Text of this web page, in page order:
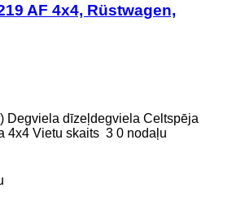
AF 4x4, Rüstwagen,
Degviela dīzeļdegviela Celtspēja
4x4 Vietu skaits 3 0 nodaļu